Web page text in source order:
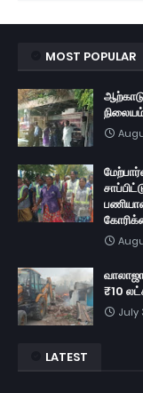
MOST POPULAR
₹10
July
LATEST